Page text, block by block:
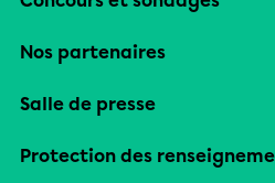
Nos partenaires
Salle de presse
Protection des